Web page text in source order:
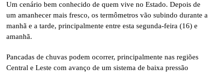
Um cenário bem conhecido de quem vive no Estado. Depois de
um amanhecer mais fresco, os termômetros vão subindo durante a
manhã e a tarde, principalmente entre esta segunda-feira (16) e
amanhã.
Pancadas de chuvas podem ocorrer, principalmente nas regiões
Central e Leste com avanço de um sistema de baixa pressão